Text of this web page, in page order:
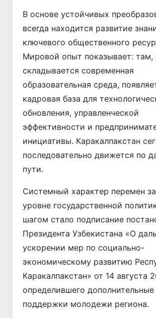
В основе устойчивых
всегда находится развитие
ключевого общественного
Мировой опыт показывает: там,
складывается современная
образовательная среда,
кадровая база для
обновления, управленческой
эффективности и
инициативы. Каракалпакстан
последовательно движется по
пути.
Системный характер перемен
уровне государственной
шагом стало подписание
Президента Узбекистана «О
ускорении мер по социально-
экономическому развитию
Каракалпакстан» от 14 августа
определившего
поддержки молодежи региона.